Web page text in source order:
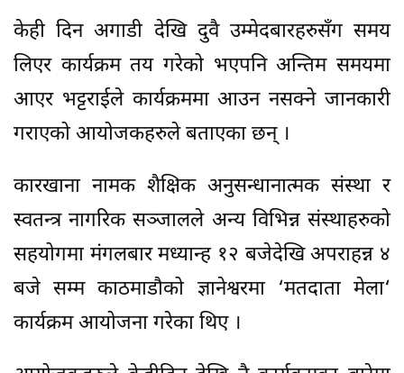
केही दिन अगाडी देखि दुवै उम्मेदबारहरुसँग समय
लिएर कार्यक्रम तय गरेको भएपनि अन्तिम समयमा
आएर भट्टराईले कार्यक्रममा आउन नसक्ने जानकारी
गराएको आयोजकहरुले बताएका छन् ।
कारखाना नामक शैक्षिक अनुसन्धानात्मक संस्था र
स्वतन्त्र नागरिक सञ्जालले अन्य विभिन्न संस्थाहरुको
सहयोगमा मंगलबार मध्यान्ह १२ बजेदेखि अपराहन्न ४
बजे सम्म काठमाडौको ज्ञानेश्वरमा ‘मतदाता मेला‘
कार्यक्रम आयोजना गरेका थिए ।